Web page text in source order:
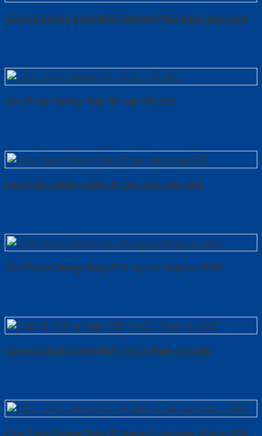
Cửa Gỗ Chống Cháy MDF Veneer P1R2 Xoan Đào-SGD
Cửa Thép Chống Cháy 2P van Gỗ-SGD
Cửa Thép Chống Cháy 2P tay nam Cửa-SGD
Cửa Thép Chống Cháy 2P 2 tay co thuy luc-SGD
Cửa Gỗ Chống Cháy MDF O4-C1 Phào chi-SGD
Cửa Thép Chống Cháy 2P dung 2 tay nam Cửa-a-SGD